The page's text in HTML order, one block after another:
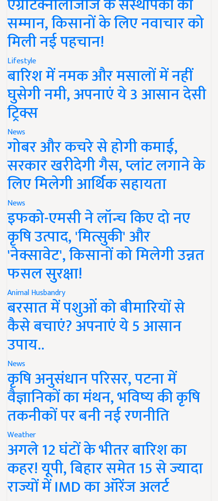
एग्रीटेक्नोलॉजीज के संस्थापकों का
सम्मान, किसानों के लिए नवाचार को
मिली नई पहचान!
Lifestyle
बारिश में नमक और मसालों में नहीं
घुसेगी नमी, अपनाएं ये 3 आसान देसी
ट्रिक्स
News
गोबर और कचरे से होगी कमाई,
सरकार खरीदेगी गैस, प्लांट लगाने के
लिए मिलेगी आर्थिक सहायता
News
इफको-एमसी ने लॉन्च किए दो नए
कृषि उत्पाद, 'मित्सुकी' और
'नेक्सावेट', किसानों को मिलेगी उन्नत
फसल सुरक्षा!
Animal Husbandry
बरसात में पशुओं को बीमारियों से
कैसे बचाएं? अपनाएं ये 5 आसान
उपाय..
News
कृषि अनुसंधान परिसर, पटना में
वैज्ञानिकों का मंथन, भविष्य की कृषि
तकनीकों पर बनी नई रणनीति
Weather
अगले 12 घंटों के भीतर बारिश का
कहर! यूपी, बिहार समेत 15 से ज्यादा
राज्यों में IMD का ऑरेंज अलर्ट